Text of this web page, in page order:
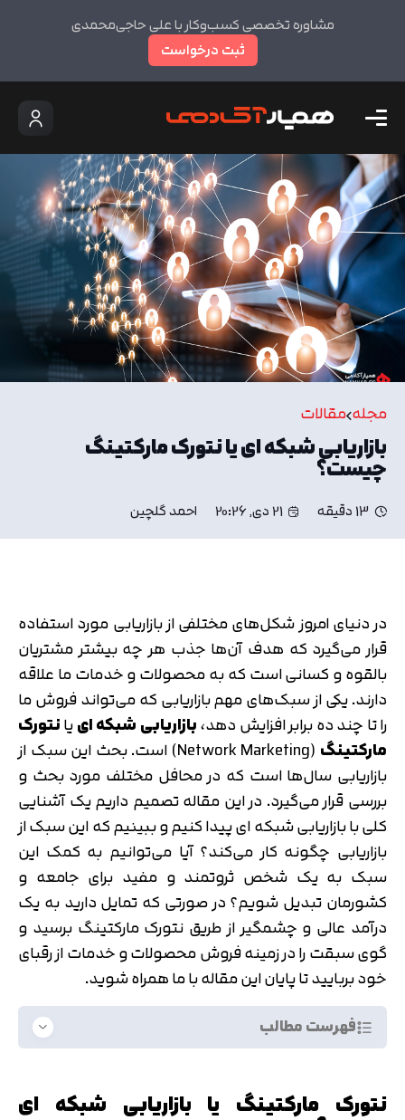
مشاوره تخصصی کسب‌وکار با علی حاجی‌محمدی
ثبت درخواست
مجله مقالات
بازاریابی شبکه ای یا نتورک مارکتینگ
چیست؟
13 دقیقه 21 دی, 20:26 احمد گلچین
در دنیای امروز شکل‌های مختلفی از بازاریابی مورد استفاده
قرار می‌گیرد که هدف آن‌ها جذب هر چه بیشتر مشتریان
بالقوه و کسانی است که به محصولات و خدمات ما علاقه
دارند. یکی از سبک‌های مهم بازاریابی که می‌تواند فروش ما
را تا چند ده برابر افزایش دهد،بازاریابی شبکه اییانتورک
مارکتینگ
(Network Marketing) است. بحث این سبک از
بازاریابی سال‌ها است که در محافل مختلف مورد بحث و
بررسی قرار می‌گیرد. در این مقاله تصمیم داریم یک آشنایی
کلی با بازاریابی شبکه ای پیدا کنیم و ببینیم که این سبک از
بازاریابی چگونه کار می‌کند؟ آیا می‌توانیم به کمک این
سبک به یک شخص ثروتمند و مفید برای جامعه و
کشورمان تبدیل شویم؟ در صورتی که تمایل دارید به یک
درآمد عالی و چشمگیر از طریق نتورک مارکتینگ برسید و
گوی سبقت را در زمینه فروش محصولات و خدمات از رقبای
خود بربایید تا پایان این مقاله با ما همراه شوید.
فهرست مطالب
نتورک مارکتینگ یا بازاریابی شبکه ای